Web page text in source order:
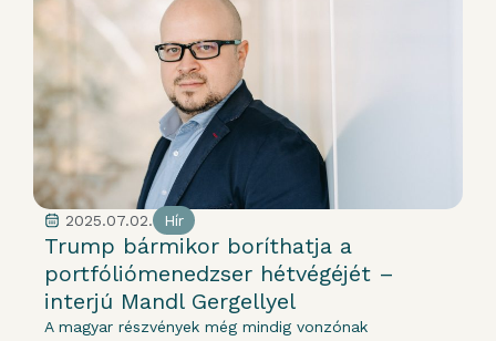
2025.07.02. Hír
Trump bármikor boríthatja a
portfóliómenedzser hétvégéjét –
interjú Mandl Gergellyel
A magyar részvények még mindig vonzónak